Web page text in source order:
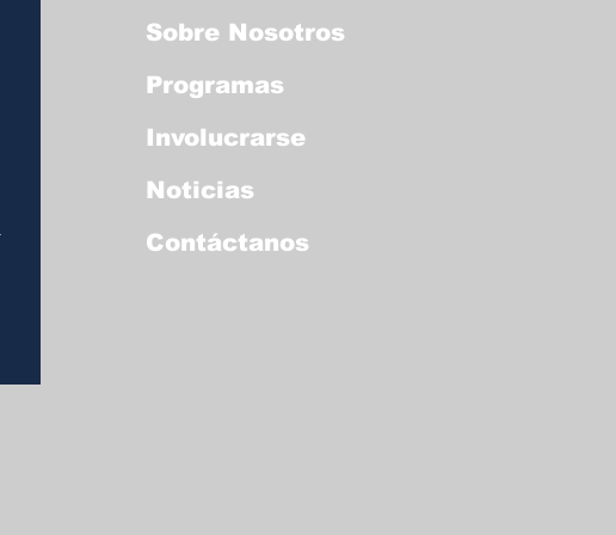
Sobre Nosotros
Programas
Involucrarse
Noticias
Contáctanos